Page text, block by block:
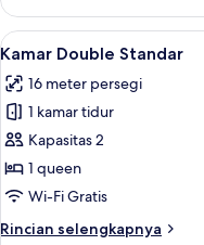
Economy
Double
Room
Lihat
semua
foto
untuk
Kamar
Double
Standar
11
Kamar Double Standar
16 meter persegi
1 kamar tidur
Kapasitas 2
1 queen
Wi-Fi Gratis
Rincian selengkapnya
Rincian